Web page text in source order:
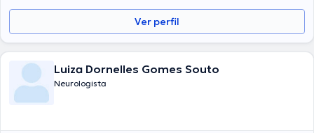
Ver perfil
Luiza Dornelles Gomes Souto
Neurologista